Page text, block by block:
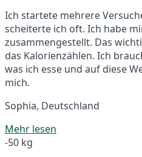
Ich startete mehrere
scheiterte ich oft. Ich habe
zusammengestellt. Das
das Kalorienzählen. Ich
was ich esse und auf diese
mich.
Sophia, Deutschland
Mehr lesen
-50 kg